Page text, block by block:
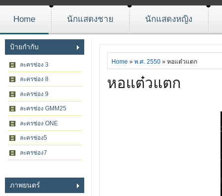
Home นักแสดงชาย นักแสดงหญิง
ป้ายกำกับ
ละครช่อง 3
ละครช่อง 8
ละครช่อง 9
ละครช่อง GMM25
ละครช่อง ONE
ละครช่อง5
ละครช่อง7
ภาพยนตร์
Home » พ.ศ. 2550 » หอแต๋วแตก
หอแต๋วแตก